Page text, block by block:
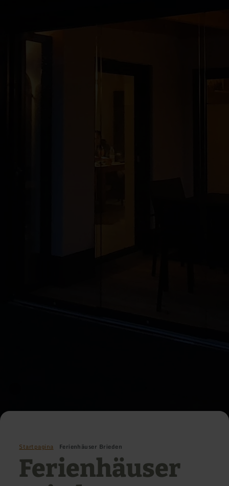
Startpagina Ferienhäuser Brieden
Ferienhäuser